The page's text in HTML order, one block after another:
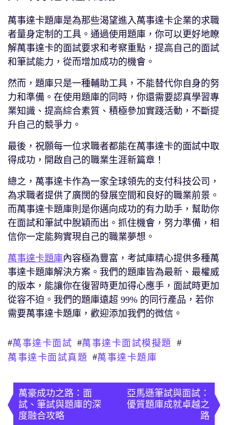
萬事達卡題庫是為那些渴望進入萬事達卡企業的求職
者量身定制的工具。通過使用題庫，你可以更好地瞭
解萬事達卡的面試要求和考察重點，提高自己的面試
和筆試能力，從而增加成功的機會。
然而，題庫只是一種輔助工具，不能替代你自身的努
力和準備。在使用題庫的同時，你還需要認真學習專
業知識、提高綜合素質、積極參加實踐活動，不斷提
升自己的競爭力。
最後，祝願每一位求職者都能在萬事達卡的面試中取
得成功，開啟自己的職業生涯新篇章！
總之，萬事達卡作為一家全球領先的支付科技公司，
為求職者提供了廣闊的發展空間和良好的職業前景。
而萬事達卡題庫則是你邁向成功的有力助手，幫助你
在面試和筆試中脫穎而出。抓住機會，努力準備，相
信你一定能夠實現自己的職業夢想。
萬事達卡題庫內容極為豐富，考試庫精心提供多種萬
事達卡題庫解決方案。我們的題庫皆為最新、最權威
的版本，能讓你在復習時更加得心應手，面試時更加
從容不迫。我們的題庫遠超 99% 的同行產品，若你
需要萬事達卡題庫，歡迎添加我們的微信。
#萬事達卡面試 #萬事達卡面試模擬題
#
萬事達卡面試真題 #萬事達卡題庫
章
導
萬豪成功之路：面
試、筆試與題庫的深
度融合攻略
亞馬遜筆試與面試：
優質題庫成就卓越之
路